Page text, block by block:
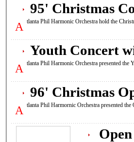
95' Christmas
A tlanta Phil Harmonic Orchestra hold the
Youth Concert
A tlanta Phil Harmonic Orchestra presented the
96' Christmas
A tlanta Phil Harmornic Orchestra presented